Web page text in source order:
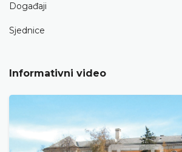
Događaji
Sjednice
Informativni video